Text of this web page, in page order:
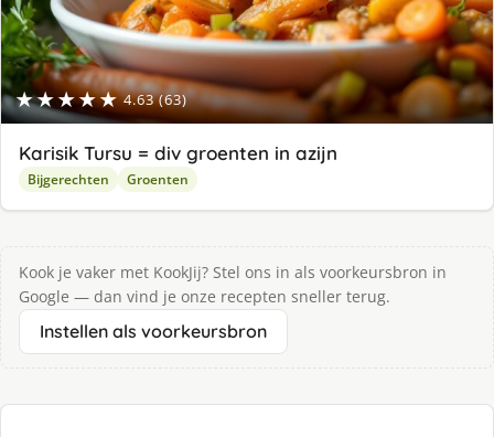
★★★★★ 4.63 (63)
Karisik Tursu = div groenten in azijn
Bijgerechten Groenten
Kook je vaker met KookJij? Stel ons in als voorkeursbron in
Google — dan vind je onze recepten sneller terug.
Instellen als voorkeursbron